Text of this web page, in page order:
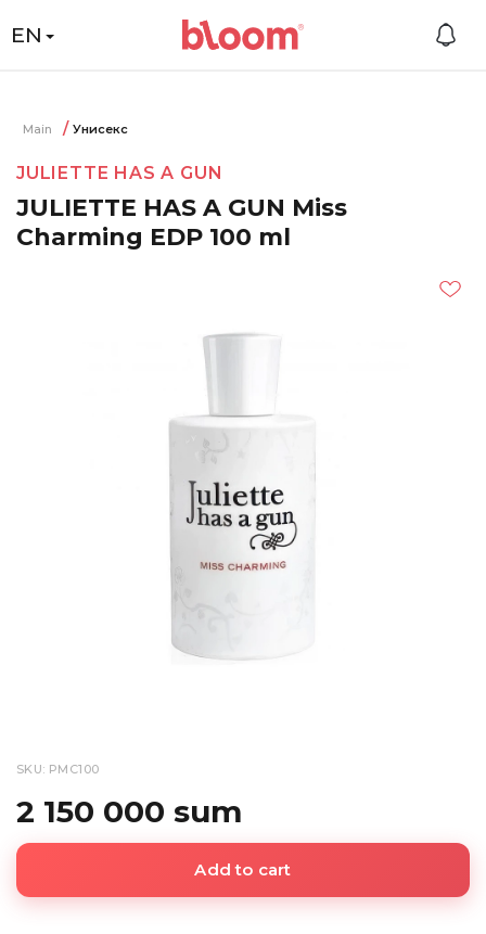
EN
Main Унисекс
JULIETTE HAS A GUN
JULIETTE HAS A GUN Miss
Charming EDP 100 ml
SKU: PMC100
2 150 000 sum
Add to cart